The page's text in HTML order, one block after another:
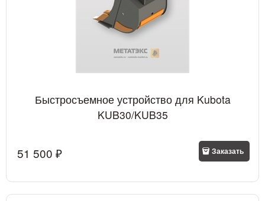
Быстросъемное устройство для Kubota
KUB30/KUB35
51 500 ₽ Заказать